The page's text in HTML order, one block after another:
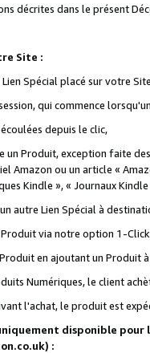
décrites dans le présent
Site :
Spécial placé sur votre
qui commence
depuis le clic,
Produit, exception faite
Amazon ou un article «
Kindle », « Journaux
autre Lien Spécial à
via notre option 1-Click
en ajoutant un Produit à
Numériques, le client
l'achat, le produit est
disponible
: